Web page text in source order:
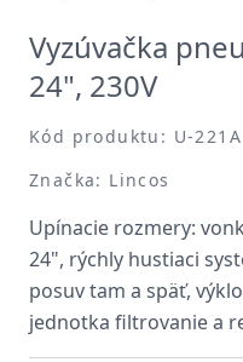
Vyzúvačka
24", 230V
Kód produktu: U-221A
Značka: Lincos
Upínacie rozmery:
24", rýchly hustiaci
posuv tam a späť,
jednotka filtrovanie a